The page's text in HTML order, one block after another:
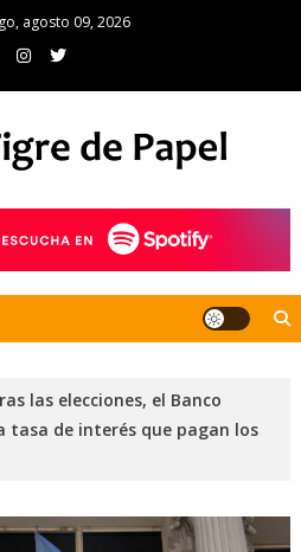
agosto 09, 2026
las elecciones, el Banco
tasa de interés que pagan los